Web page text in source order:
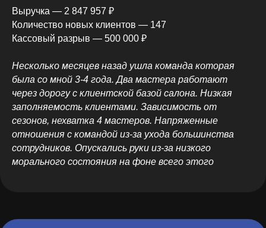
Выручка — 2 847 957 ₽
Количество новых клиентов — 147
Кассовый разрыв — 500 000 ₽
Несколько месяцев назад ушла команда которая
была со мной 3-4 года. Два мастера работают
через дорогу с клиентской базой салона. Низкая
заполняемость клиентами. Зависимость от
сезонов, нехватка 4 мастеров. Напряженные
отношения с командой из-за ухода большинства
сотрудников. Опускались руки из-за низкого
морального состояния на фоне всего этого